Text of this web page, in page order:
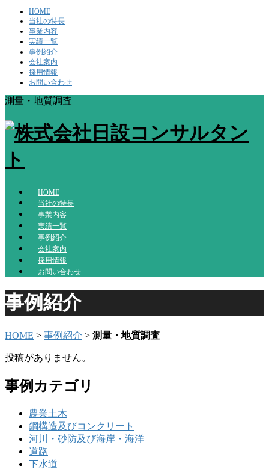
HOME
当社の特長
事業内容
実績一覧
事例紹介
会社案内
採用情報
お問い合わせ
測量・地質調査
HOME
当社の特長
事業内容
実績一覧
事例紹介
会社案内
採用情報
お問い合わせ
事例紹介
HOME > 事例紹介 > 測量・地質調査
投稿がありません。
事例カテゴリ
農業土木
鋼構造及びコンクリート
河川・砂防及び海岸・海洋
道路
下水道